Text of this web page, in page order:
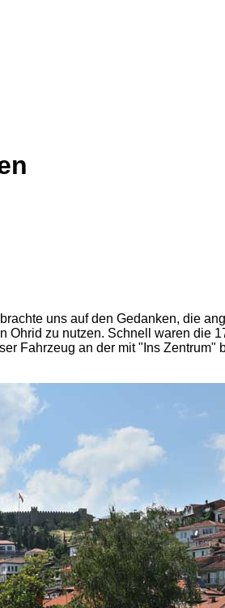
uns auf den Gedanken, die
Ohrid zu nutzen. Schnell waren die
Fahrzeug an der mit "Ins Zentrum"